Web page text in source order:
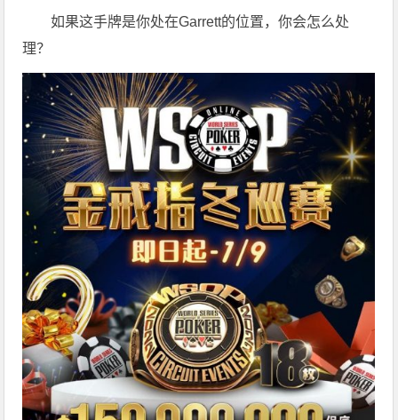
如果这手牌是你处在Garrett的位置，你会怎么处
理？